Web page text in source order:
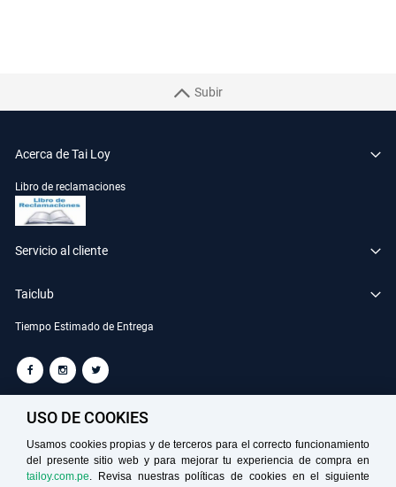
Subir
Acerca de Tai Loy
Libro de reclamaciones
Servicio al cliente
Taiclub
Tiempo Estimado de Entrega
TAILOY S.A. RUC: 20100049181
Medios de Pago
USO DE COOKIES
Usamos cookies propias y de terceros para el correcto funcionamiento
del presente sitio web y para mejorar tu experiencia de compra en
tailoy.com.pe. Revisa nuestras políticas de cookies en el siguiente